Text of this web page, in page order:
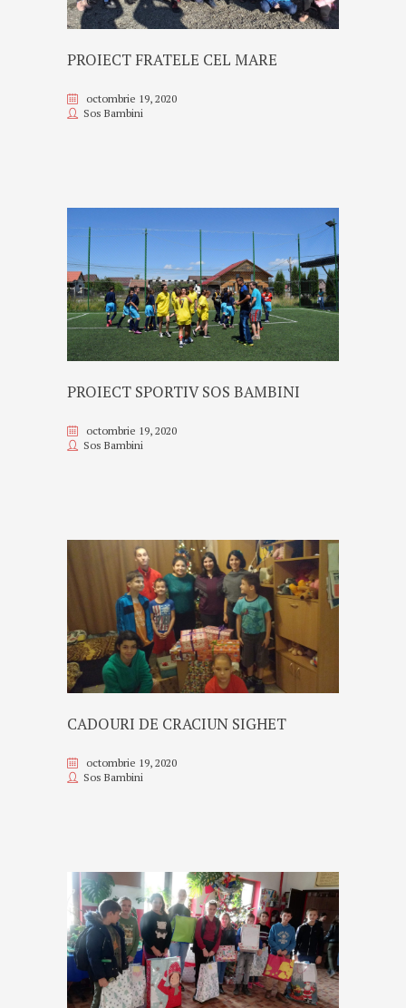
PROIECT FRATELE CEL MARE
octombrie 19, 2020
Sos Bambini
PROIECT SPORTIV SOS BAMBINI
octombrie 19, 2020
Sos Bambini
CADOURI DE CRACIUN SIGHET
octombrie 19, 2020
Sos Bambini